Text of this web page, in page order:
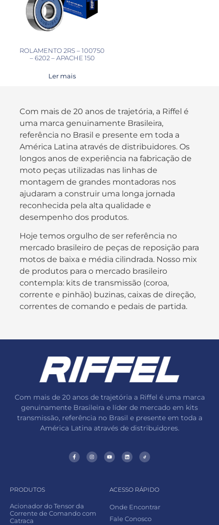
ROLAMENTO 2RS – 100750
– 6202 – APACHE 150
Ler mais
Com mais de 20 anos de trajetória, a Riffel é
uma marca genuinamente Brasileira,
referência no Brasil e presente em toda a
América Latina através de distribuidores. Os
longos anos de experiência na fabricação de
moto peças utilizadas nas linhas de
montagem de grandes montadoras nos
ajudaram a construir uma longa jornada
reconhecida pela alta qualidade e
desempenho dos produtos.
Hoje temos orgulho de ser referência no
mercado brasileiro de peças de reposição para
motos de baixa e média cilindrada. Nosso mix
de produtos para o mercado brasileiro
contempla: kits de transmissão (coroa,
corrente e pinhão) buzinas, caixas de direção,
correntes de comando e pedais de partida.
Com mais de 20 anos de trajetória a Riffel é uma marca
genuinamente Brasileira e líder de mercado em kits
transmissão, referência no Brasil e presente em toda a
América Latina através de distribuidores.
PRODUTOS
Acionador do Tensor da
Corrente de Comando com
Catraca
ACESSO RÁPIDO
Onde Encontrar
Fale Conosco